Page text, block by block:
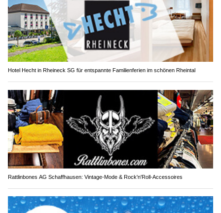
Hotel Hecht in Rheineck SG für entspannte Familienferien im schönen Rheintal
Rattlinbones AG Schaffhausen: Vintage-Mode & Rock'n'Roll-Accessoires